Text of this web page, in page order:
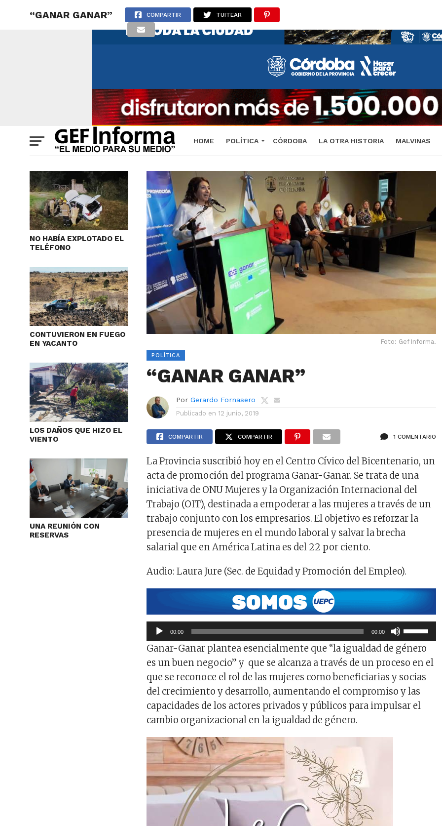
HOME POLÍTICA CÓRDOBA LA OTRA HISTORIA MALVINAS
“GANAR GANAR” COMPARTIR TUITEAR
NO HABÍA EXPLOTADO EL
TELÉFONO
CONTUVIERON EN FUEGO
EN YACANTO
LOS DAÑOS QUE HIZO EL
VIENTO
UNA REUNIÓN CON
RESERVAS
Foto: Gef Informa.
POLÍTICA
“GANAR GANAR”
Por Gerardo Fornasero
Publicado en 12 junio, 2019
COMPARTIR COMPARTIR 1 COMENTARIO
La Provincia suscribió hoy en el Centro Cívico del Bicentenario, un
acta de promoción del programa Ganar-Ganar. Se trata de una
iniciativa de ONU Mujeres y la Organización Internacional del
Trabajo (OIT), destinada a empoderar a las mujeres a través de un
trabajo conjunto con los empresarios. El objetivo es reforzar la
presencia de mujeres en el mundo laboral y salvar la brecha
salarial que en América Latina es del 22 por ciento.
Audio: Laura Jure (Sec. de Equidad y Promoción del Empleo).
Reproductor
de
audio
00:00 00:00
Utiliza
las
teclas
de
flecha
arriba/
para
Ganar-Ganar plantea esencialmente que “la igualdad de género
es un buen negocio” y que se alcanza a través de un proceso en el
que se reconoce el rol de las mujeres como beneficiarias y socias
del crecimiento y desarrollo, aumentando el compromiso y las
capacidades de los actores privados y públicos para impulsar el
cambio organizacional en la igualdad de género.